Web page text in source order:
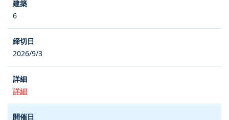
6
2026/9/3
詳細